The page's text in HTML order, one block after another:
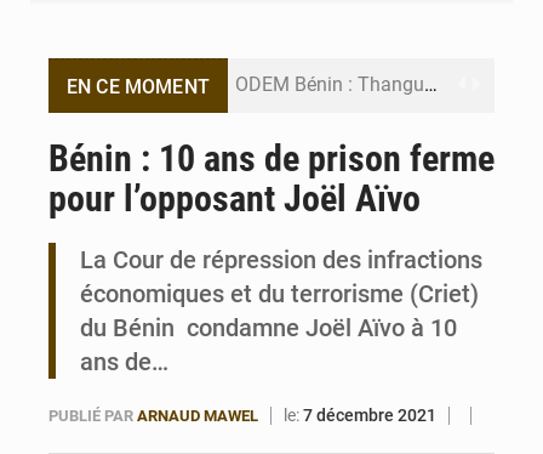
EN CE MOMENT ODEM Bénin : Thanguy Agoï en consultation chez Richard Magnidet
Tchaourou : une fillette de 3 ans retrouvée vivante dans l’Okpara
Porto‑Novo : un camion de produits pétroliers embrase Avakpa
Bénin : 10 ans de prison ferme
pour l’opposant Joël Aïvo
La Cour de répression des infractions
économiques et du terrorisme (Criet)
du Bénin condamne Joël Aïvo à 10
ans de…
PUBLIÉ PAR ARNAUD MAWEL le:7 décembre 2021